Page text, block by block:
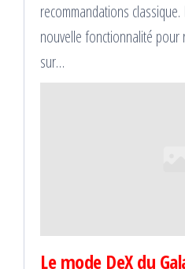
recommandations
nouvelle fonctionnalité pour
sur…
Le mode DeX du